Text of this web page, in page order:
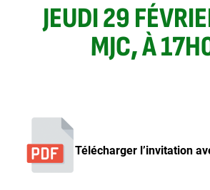
JEUDI 29
MJC, À
Télécharger l’invitation